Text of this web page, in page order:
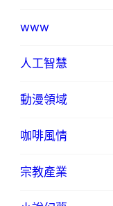
www
人工智慧
動漫領域
咖啡風情
宗教產業